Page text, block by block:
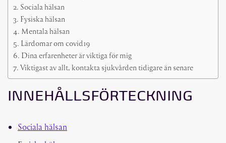
Sociala hälsan
Fysiska hälsan
Mentala hälsan
Lärdomar om covid19
Dina erfarenheter är viktiga för mig
Viktigast av allt, kontakta sjukvården tidigare än senare
INNEHÅLLSFÖRTECKNING
Sociala hälsan